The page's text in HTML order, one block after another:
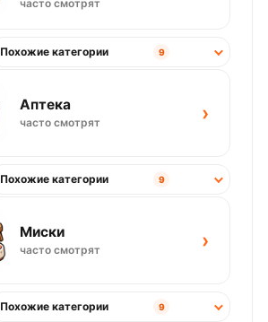
часто смотрят
Похожие категории 9
Аптека
часто смотрят ›
Похожие категории 9
Миски
часто смотрят ›
Похожие категории 9